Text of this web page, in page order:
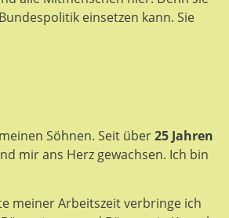
einsetzen kann. Sie
Söhnen. Seit über25 Jahren
mir ans Herz gewachsen. Ich bin
meiner Arbeitszeit verbringe ich